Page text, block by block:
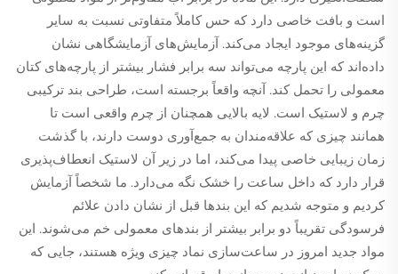
است و بافت خاصی دارد که حس کاملاً متفاوتی نسبت به سایر
گزینه‌های موجود ایجاد می‌کند. آزمایش‌های آزمایشگاهی نشان
داده‌اند که این پارچه می‌تواند سه برابر فشار بیشتر از پارچه‌های کتان
معمولی را تحمل کند. آنچه واقعاً برجسته است، طراحی بند ترکیبی
چرم و لاستیک است. لایه بالایی همچنان از چرم واقعی است تا
همانند چیزی که علاقه‌مندان به جمع‌آوری دوست دارند، با گذشت
زمان زیبایی خاصی پیدا می‌کند، اما در زیر آن لاستیک انعطاف‌پذیری
قرار دارد که داخل ساعت را خشک نگه می‌دارد. ما شخصاً آزمایش
کردیم و متوجه شدیم که این بندها قبل از نشان دادن علائم
فرسودگی تقریباً دو برابر بیشتر از بندهای معمولی خم می‌شوند. این
مواد جدید امروز در ساعت‌سازی نماد چیزی ویژه هستند، جایی که